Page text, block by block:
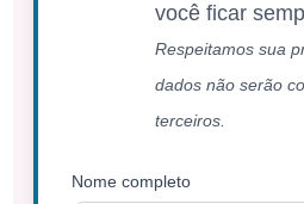
você ficar
Respeitamos sua
dados não serão
terceiros.
Nome completo